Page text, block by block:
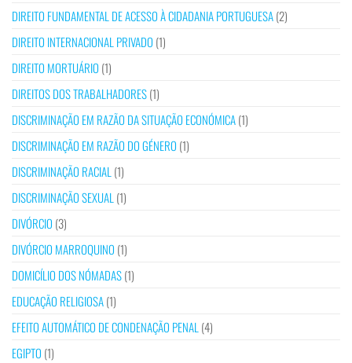
DIREITO FUNDAMENTAL DE ACESSO À CIDADANIA PORTUGUESA(2)
DIREITO INTERNACIONAL PRIVADO (1)
DIREITO MORTUÁRIO (1)
DIREITOS DOS TRABALHADORES(1)
DISCRIMINAÇÃO EM RAZÃO DA SITUAÇÃO ECONÓMICA(1)
DISCRIMINAÇÃO EM RAZÃO DO GÉNERO (1)
DISCRIMINAÇÃO RACIAL (1)
DISCRIMINAÇÃO SEXUAL (1)
DIVÓRCIO (3)
DIVÓRCIO MARROQUINO (1)
DOMICÍLIO DOS NÓMADAS(1)
EDUCAÇÃO RELIGIOSA(1)
EFEITO AUTOMÁTICO DE CONDENAÇÃO PENAL (4)
EGIPTO (1)